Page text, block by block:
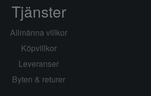
Tjänster
Allmänna villkor
Köpvillkor
Leveranser
Byten & returer